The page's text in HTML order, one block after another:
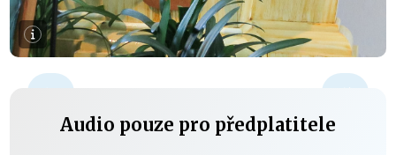
Audio pouze pro předplatitele